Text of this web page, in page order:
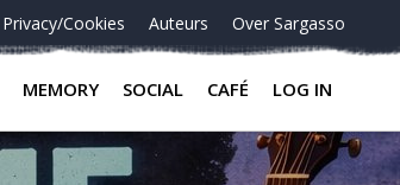
Privacy/Cookies Auteurs Over Sargasso
MEMORY SOCIAL CAFÉ LOG IN